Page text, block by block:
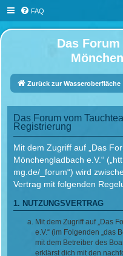
FAQ
Das
Zurück zur Wasseroberfläche
Das Forum vom
Registrierung
Mit dem Zugriff auf „Das
Mönchengladbach e.V.“
mg.de/_forum“) wird
Vertrag mit folgenden
1. NUTZUNGSVERTRAG
Mit dem Zugriff auf „Das
e.V.“ (im Folgenden „das
mit dem Betreiber des
erklärst dich mit den